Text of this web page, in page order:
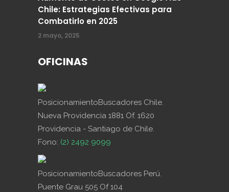
Chile: Estrategias Efectivas para
Combatirlo en 2025
2 mayo, 2025
OFICINAS
PosicionamientoBuscadores Chile.
Nueva Providencia 1881 Of. 1620
Providencia - Santiago de Chile.
Fono: (2) 2492 9099
PosicionamientoBuscadores Perú.
Puente Grau 505 Of 104